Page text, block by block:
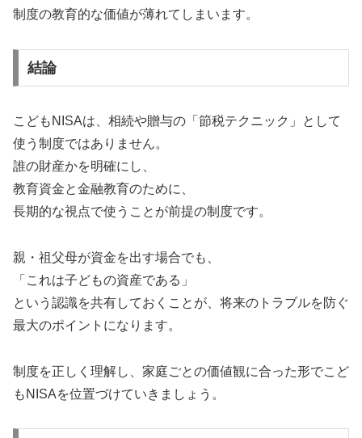
制度の教育的な価値が薄れてしまいます。
結論
こどもNISAは、相続や贈与の「節税テクニック」として
使う制度ではありません。
誰の財産かを明確にし、
教育資金と金融教育のために、
長期的な視点で使うことが前提の制度です。
親・祖父母が資金を出す場合でも、
「これは子どもの資産である」
という認識を共有しておくことが、将来のトラブルを防ぐ
最大のポイントになります。
制度を正しく理解し、家庭ごとの価値観に合った形でこど
もNISAを位置づけていきましょう。